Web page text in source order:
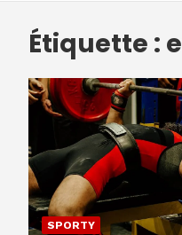
Étiquette :
SPORTY